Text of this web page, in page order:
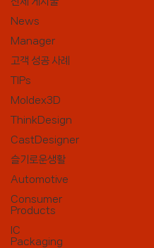
News
Manager
고객 성공 사례
TIPs
Moldex3D
ThinkDesign
CastDesigner
슬기로운생활
Automotive
Consumer
Products
IC
Packaging